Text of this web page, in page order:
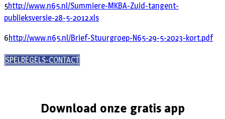
5http://www.n65.nl/Summiere-MKBA-Zuid-tangent-
publieksversie-28-5-2012.xls
6http://www.n65.nl/Brief-Stuurgroep-N65-29-5-2023-kort.pdf
SPELREGELS-CONTACT
Download onze gratis app